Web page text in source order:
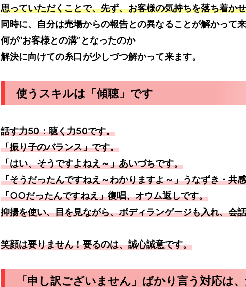
思っていただくことで、先ず、お客様の気持ちを落ち着か
同時に、自分は売場からの報告との異なることが解かって来
何が“お客様との溝”となったのか
解決に向けての糸口が少しづつ解かって来ます。
使うスキルは「傾聴」です
話す力50：聴く力50です。
「振り子のバランス」です。
「はい、そうですよねえ～」あいづちです。
「そうだったんですねえ～わかりますよ～」うなずき・共
「○○だったんですねえ」復唱、オウム返しです。
抑揚を使い、目を見ながら、ボディランゲージも入れ、会
笑顔は要りません！要るのは、誠心誠意です。
「申し訳ございません」ばかり言う対応は